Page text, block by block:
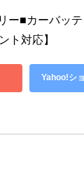
ー■カーバッ
ト対応】
Yahoo!シ